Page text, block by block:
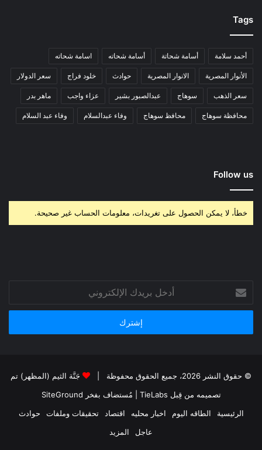
Tags
أحمد سلامة أسامة شحاتة أسامة شحاته اسامة شحاته
الأنوار المصرية الانوار المصرية حوادث خلود فراج سعر الدولار
سعر الذهب سوهاج عبدالصبور بشير عزاء واجب ماهر بدر
محافظة سوهاج محافظ سوهاج وفاء عبدالسلام وفاء عبد السلام
Follow us
خطأ، لا يمكن الحصول على تغريدات، معلومات الحساب غير صحيحة.
بريدك
الإلكتروني
© حقوق النشر 2026، جميع الحقوق محفوظة |
جَنَّة الثيم (المظهر) تم
تصميمه من قِبل TieLabs
| مُستضاف بفخر SiteGround
الرئيسية
الطاقه اليوم اخبار محليه اقتصاد تحقيقات وملفات
حوادث
عاجل
المزيد